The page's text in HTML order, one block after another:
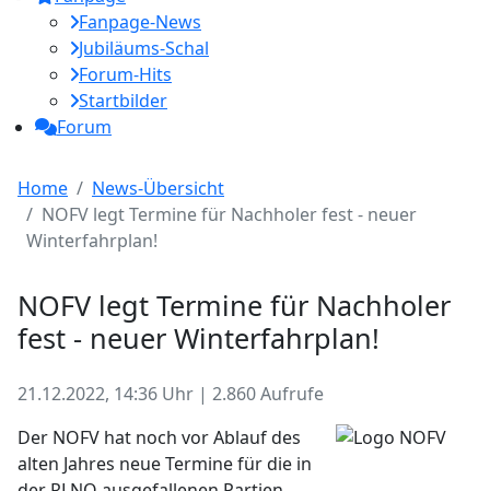
Fanpage-News
Jubiläums-Schal
Forum-Hits
Startbilder
Forum
Home
News-Übersicht
NOFV legt Termine für Nachholer fest - neuer
Winterfahrplan!
NOFV legt Termine für Nachholer
fest - neuer Winterfahrplan!
21.12.2022, 14:36 Uhr | 2.860 Aufrufe
Der NOFV hat noch vor Ablauf des
alten Jahres neue Termine für die in